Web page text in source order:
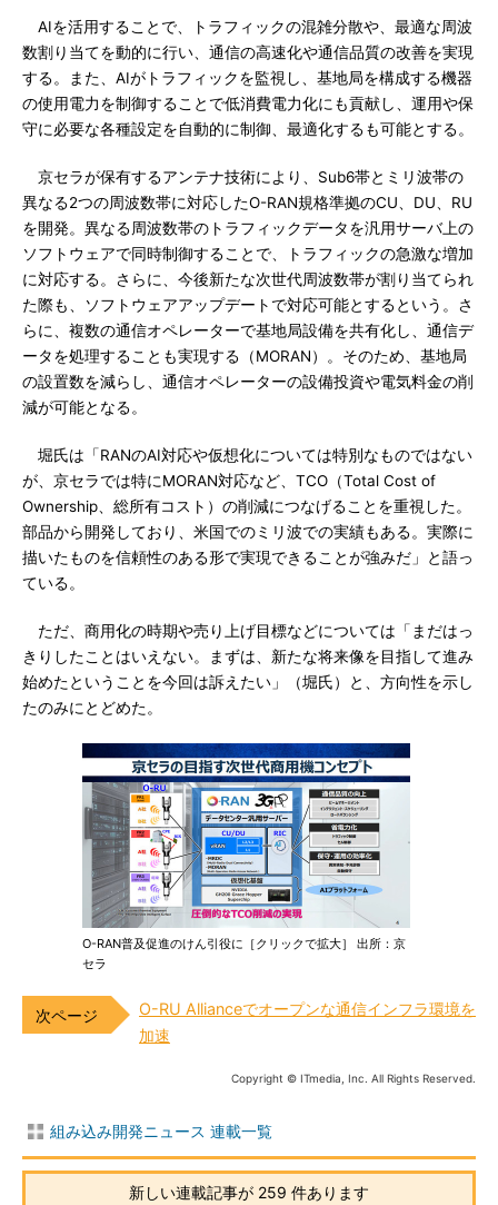
AIを活用することで、トラフィックの混雑分散や、最適な周波
数割り当てを動的に行い、通信の高速化や通信品質の改善を実現
する。また、AIがトラフィックを監視し、基地局を構成する機器
の使用電力を制御することで低消費電力化にも貢献し、運用や保
守に必要な各種設定を自動的に制御、最適化するも可能とする。
京セラが保有するアンテナ技術により、Sub6帯とミリ波帯の
異なる2つの周波数帯に対応したO-RAN規格準拠のCU、DU、RU
を開発。異なる周波数帯のトラフィックデータを汎用サーバ上の
ソフトウェアで同時制御することで、トラフィックの急激な増加
に対応する。さらに、今後新たな次世代周波数帯が割り当てられ
た際も、ソフトウェアアップデートで対応可能とするという。さ
らに、複数の通信オペレーターで基地局設備を共有化し、通信デ
ータを処理することも実現する（MORAN）。そのため、基地局
の設置数を減らし、通信オペレーターの設備投資や電気料金の削
減が可能となる。
堀氏は「RANのAI対応や仮想化については特別なものではない
が、京セラでは特にMORAN対応など、TCO（Total Cost of
Ownership、総所有コスト）の削減につなげることを重視した。
部品から開発しており、米国でのミリ波での実績もある。実際に
描いたものを信頼性のある形で実現できることが強みだ」と語っ
ている。
ただ、商用化の時期や売り上げ目標などについては「まだはっ
きりしたことはいえない。まずは、新たな将来像を目指して進み
始めたということを今回は訴えたい」（堀氏）と、方向性を示し
たのみにとどめた。
O-RAN普及促進のけん引役に［クリックで拡大］ 出所：京
セラ
O-RU Allianceでオープンな通信インフラ環境を
加速
Copyright © ITmedia, Inc. All Rights Reserved.
組み込み開発ニュース 連載一覧
新しい連載記事が 259 件あります